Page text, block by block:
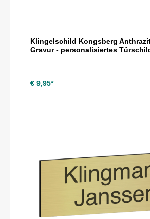
Klingelschild Kongsberg
Gravur - personalisiertes
€ 9,95*